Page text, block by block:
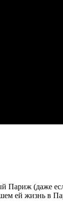
Париж (даже
ей жизнь в